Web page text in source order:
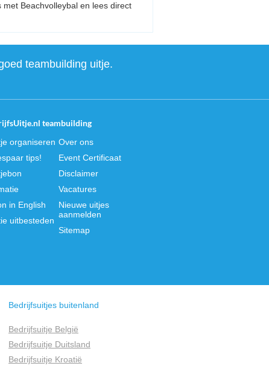
Beachvolleybal en lees direct
teambuilding uitje.
teambuilding
organiseren
tips!
in English
uitbesteden
Over ons
Event Certificaat
Disclaimer
Vacatures
Nieuwe uitjes
aanmelden
Sitemap
Bedrijfsuitjes buitenland
Bedrijfsuitje België
Bedrijfsuitje Duitsland
Bedrijfsuitje Kroatië